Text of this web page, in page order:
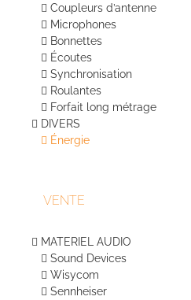
Coupleurs d’antenne
Microphones
Bonnettes
Écoutes
Synchronisation
Roulantes
Forfait long métrage
DIVERS
Énergie
VENTE
MATERIEL AUDIO
Sound Devices
Wisycom
Sennheiser